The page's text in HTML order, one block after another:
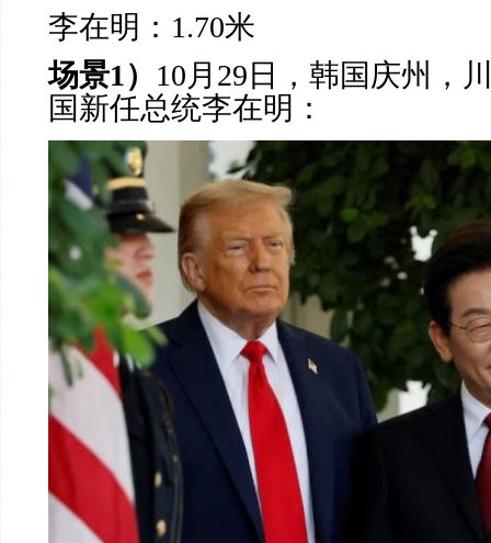
李在明： 1.70米
场景1） 10月 29 日，韩国庆州，
国新任总统李在明：